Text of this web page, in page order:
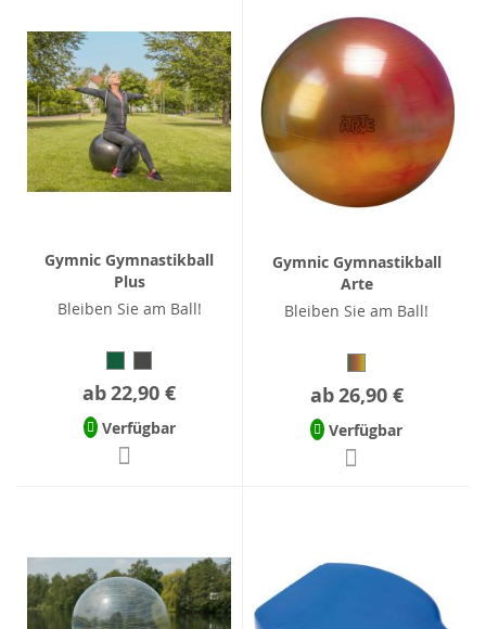
Gymnic Gymnastikball
Plus
Bleiben Sie am Ball!
ab22,90 €
Verfügbar
Gymnic Gymnastikball
Arte
Bleiben Sie am Ball!
ab26,90 €
Verfügbar